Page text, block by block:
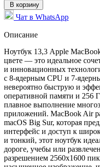
В корзину
Чат в WhatsApp
Описание
Ноутбук 13,3 Apple
цвете — это идеальное
и инновационных
с 8-ядерным CPU и 7-
невероятно быструю и
оперативной памяти и 256
плавное выполнение
приложений. MacBook Air
macOS Big Sur, которая
интерфейс и доступ к
и тонкий, этот ноутбук
дороге, учебы или
разрешением 2560x1600